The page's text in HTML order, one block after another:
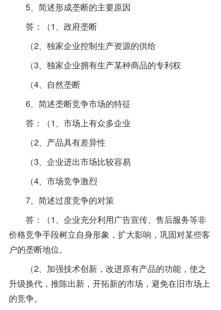
5、简述形成垄断的主要原因
答：（1、政府垄断
（2、独家企业控制生产资源的供给
（3、独家企业拥有生产某种商品的专利权
（4、自然垄断
6、简述垄断竞争市场的特征
答：（1、市场上有众多企业
（2、产品具有差异性
（3、企业进出市场比较容易
（4、市场竞争激烈
7、简述过度竞争的对策
答：（1、企业充分利用广告宣传、售后服务等非
价格竞争手段树立自身形象，扩大影响，巩固对某些客
户的垄断地位。
（2、加强技术创新，改进原有产品的功能，使之
升级换代，推陈出新，开拓新的市场，避免在旧市场上
的竞争。